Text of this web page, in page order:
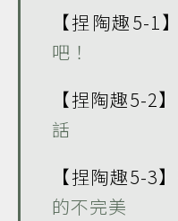
【捏陶趣5-1】
吧！
【捏陶趣5-2】
話
【捏陶趣5-3】
的不完美